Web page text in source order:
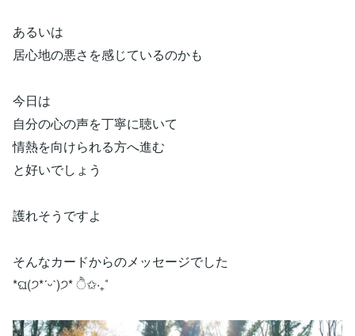
あるいは
居心地の悪さを感じているのかも
今日は
自分の心の声を丁寧に聴いて
情熱を向けられる方へ進む
と好いでしょう
護れそうですよ
そんなカードからのメッセージでした
*ଘ(੭*ˊᵕˋ)੭* ੈ✩‧₊˚